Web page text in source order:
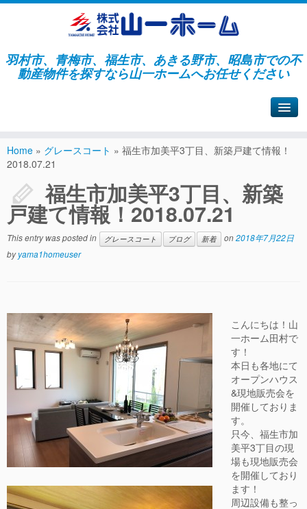
羽村市、青梅市、福生市、あきる野市、昭島市での不
動産物件を探すなら山一ホームへお任せください
Home » グレースコート » 福生市加美平3丁目、新築戸建て情報！
2018.07.21
福生市加美平3丁目、新築
戸建て情報！2018.07.21
This entry was posted in グレースコート ブログ 新着 on2018年7月22日
byyama1homeuser
こんにちは！山
一ホーム田村で
す！
本日も各地にて
オープンハウス
&現地販売会を
開催しておりま
す。
只今、福生市加
美平3丁目の現
場も現地販売会
を開催しており
ます！
周辺設備も整っ